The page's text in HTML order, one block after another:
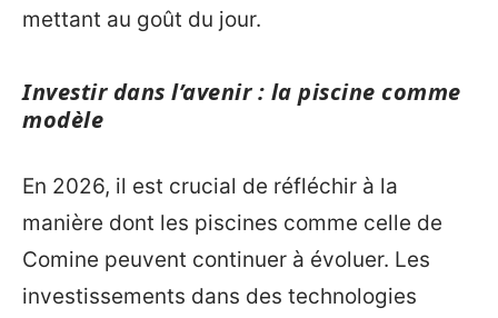
mettant au goût du jour.
Investir dans l’avenir : la piscine comme
modèle
En 2026, il est crucial de réfléchir à la
manière dont les piscines comme celle de
Comine peuvent continuer à évoluer. Les
investissements dans des technologies